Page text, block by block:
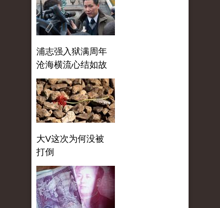
浦志强入狱满周年
沧海横流心结如故
大V这次为何没被
打倒